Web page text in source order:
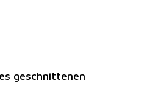
geschnittenen